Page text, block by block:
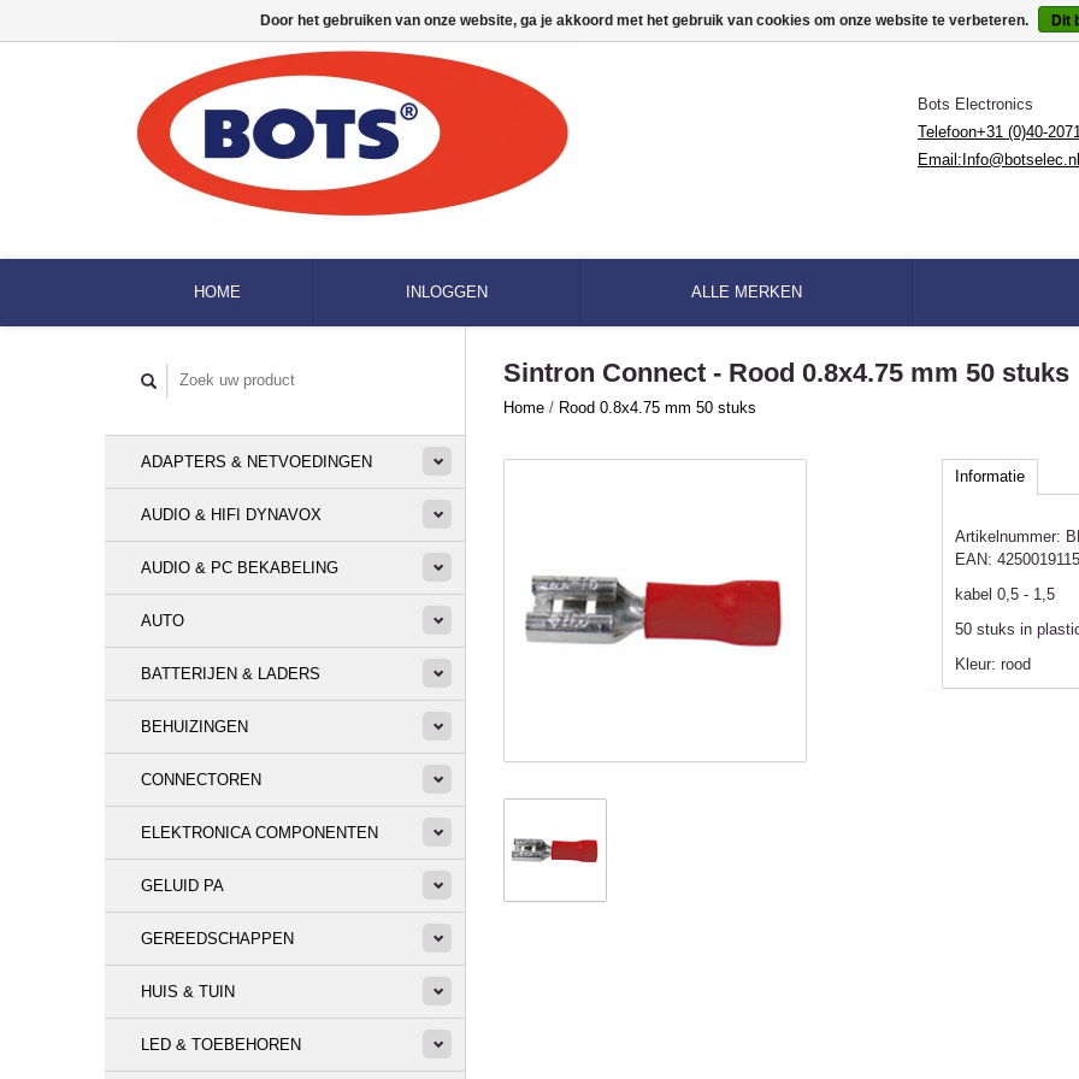
Bots Electronics
Telefoon+31 (0)40-
Email: Info@botselec.nl
HOME INLOGGEN ALLE MERKEN
ADAPTERS & NETVOEDINGEN
AUDIO & HIFI DYNAVOX
AUDIO & PC BEKABELING
AUTO
BATTERIJEN & LADERS
BEHUIZINGEN
CONNECTOREN
ELEKTRONICA COMPONENTEN
GELUID PA
GEREEDSCHAPPEN
HUIS & TUIN
LED & TOEBEHOREN
Sintron Connect - Rood 0.8x4.75 mm 50 stuks
Home / Rood 0.8x4.75 mm 50 stuks
Informatie
Artikelnummer:
EAN:
kabel 0,5 - 1,5
50 stuks in
Kleur: rood
Door het gebruiken van onze website, ga je akkoord met het gebruik van cookies om onze website te verbeteren. Dit